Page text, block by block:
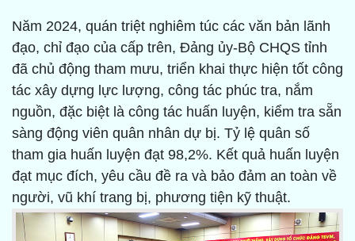
Năm 2024, quán triệt nghiêm túc các văn bản lãnh
đạo, chỉ đạo của cấp trên, Đảng ủy-Bộ CHQS tỉnh
đã chủ động tham mưu, triển khai thực hiện tốt công
tác xây dựng lực lượng, công tác phúc tra, nắm
nguồn, đặc biệt là công tác huấn luyện, kiểm tra sẵn
sàng động viên quân nhân dự bị. Tỷ lệ quân số
tham gia huấn luyện đạt 98,2%. Kết quả huấn luyện
đạt mục đích, yêu cầu đề ra và bảo đảm an toàn về
người, vũ khí trang bị, phương tiện kỹ thuật.